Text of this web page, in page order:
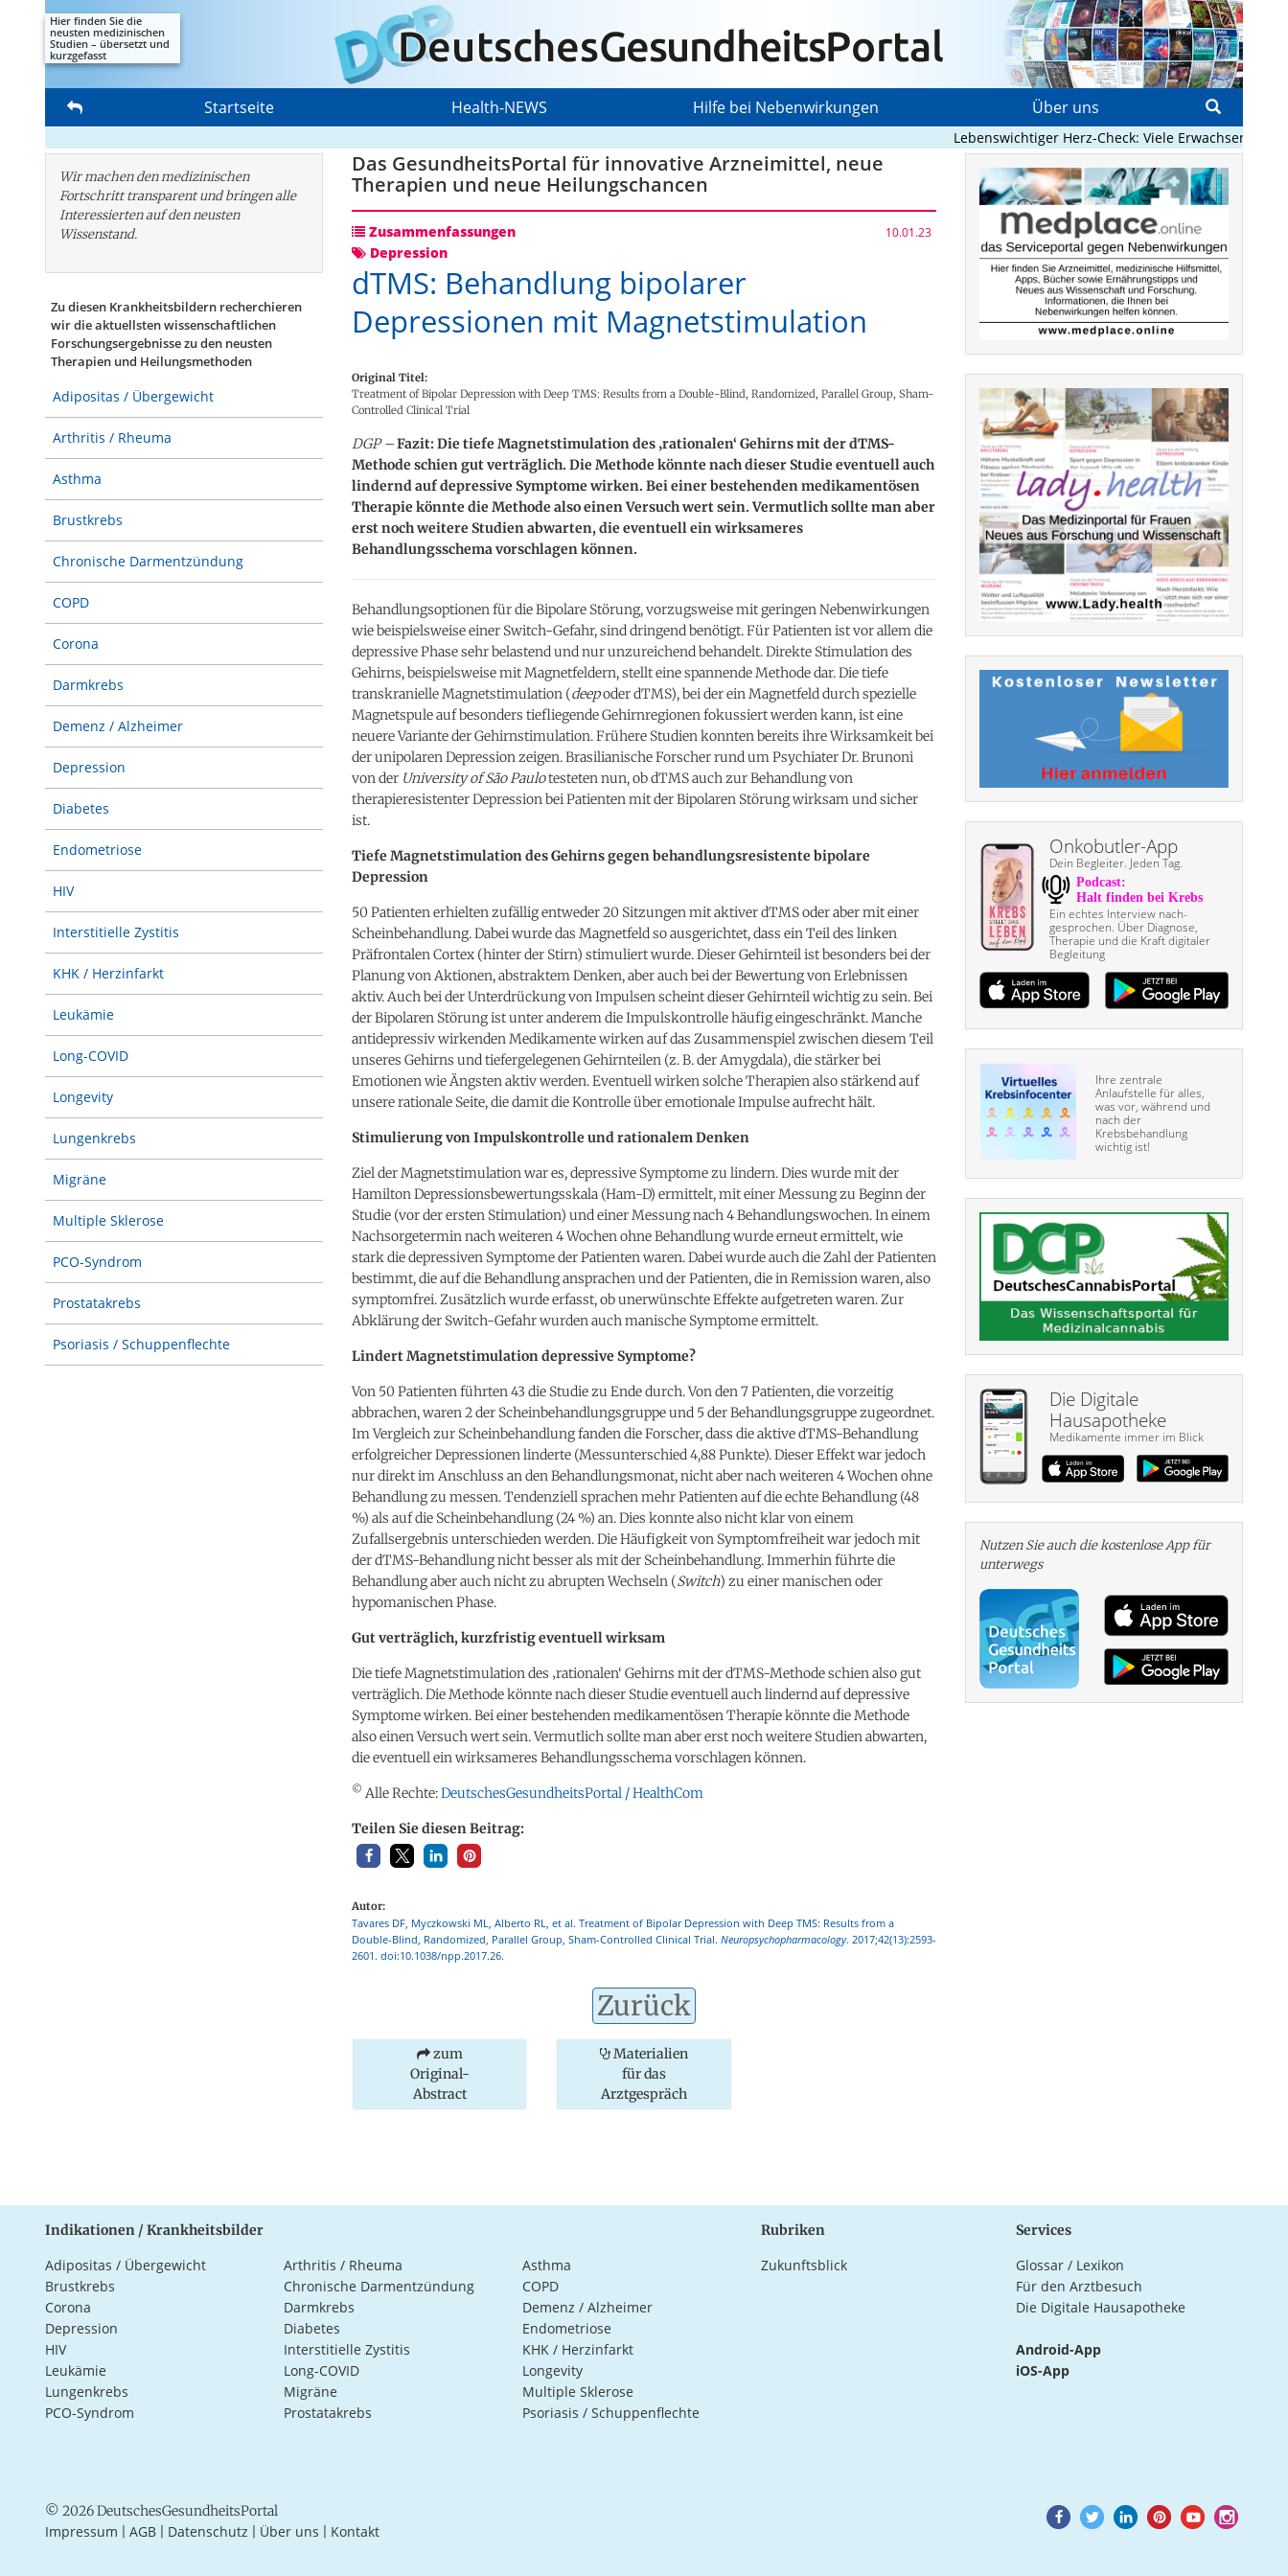
Hier finden Sie die
neusten medizinischen
Studien – übersetzt und
kurzgefasst
Startseite Health-NEWS Hilfe bei Nebenwirkungen Über uns
Lebenswichtiger Herz-Check: Viele Erwachsene mit
Wir machen den medizinischen
Fortschritt transparent und bringen alle
Interessierten auf den neusten
Wissenstand.
Zu diesen Krankheitsbildern recherchieren
wir die aktuellsten wissenschaftlichen
Forschungs­ergebnisse zu den neusten
Therapien und Heilungsmethoden
Adipositas / Übergewicht
Arthritis / Rheuma
Asthma
Brustkrebs
Chronische Darmentzündung
COPD
Corona
Darmkrebs
Demenz / Alzheimer
Depression
Diabetes
Endometriose
HIV
Interstitielle Zystitis
KHK / Herzinfarkt
Leukämie
Long-COVID
Longevity
Lungenkrebs
Migräne
Multiple Sklerose
PCO-Syndrom
Prostatakrebs
Psoriasis / Schuppenflechte
Das GesundheitsPortal für innovative Arzneimittel, neue
Therapien und neue Heilungschancen
Zusammenfassungen 10.01.23
Depression
dTMS: Behandlung bipolarer
Depressionen mit Magnetstimulation
Original Titel:
Treatment of Bipolar Depression with Deep TMS: Results from a Double-Blind, Randomized, Parallel Group, Sham-
Controlled Clinical Trial
DGP –Fazit: Die tiefe Magnetstimulation des ‚rationalen‘ Gehirns mit der dTMS-
Methode schien gut verträglich. Die Methode könnte nach dieser Studie eventuell auch
lindernd auf depressive Symptome wirken. Bei einer bestehenden medikamentösen
Therapie könnte die Methode also einen Versuch wert sein. Vermutlich sollte man aber
erst noch weitere Studien abwarten, die eventuell ein wirksameres
Behandlungsschema vorschlagen können.
Behandlungsoptionen für die Bipolare Störung, vorzugsweise mit geringen Nebenwirkungen
wie beispielsweise einer Switch-Gefahr, sind dringend benötigt. Für Patienten ist vor allem die
depressive Phase sehr belastend und nur unzureichend behandelt. Direkte Stimulation des
Gehirns, beispielsweise mit Magnetfeldern, stellt eine spannende Methode dar. Die tiefe
transkranielle Magnetstimulation (deepoder dTMS), bei der ein Magnetfeld durch spezielle
Magnetspule auf besonders tiefliegende Gehirnregionen fokussiert werden kann, ist eine
neuere Variante der Gehirnstimulation. Frühere Studien konnten bereits ihre Wirksamkeit bei
der unipolaren Depression zeigen. Brasilianische Forscher rund um Psychiater Dr. Brunoni
von der University of São Paulotesteten nun, ob dTMS auch zur Behandlung von
therapieresistenter Depression bei Patienten mit der Bipolaren Störung wirksam und sicher
ist.
Tiefe Magnetstimulation des Gehirns gegen behandlungsresistente bipolare
Depression
50 Patienten erhielten zufällig entweder 20 Sitzungen mit aktiver dTMS oder aber mit einer
Scheinbehandlung. Dabei wurde das Magnetfeld so ausgerichtet, dass ein Teil des linken
Präfrontalen Cortex (hinter der Stirn) stimuliert wurde. Dieser Gehirnteil ist besonders bei der
Planung von Aktionen, abstraktem Denken, aber auch bei der Bewertung von Erlebnissen
aktiv. Auch bei der Unterdrückung von Impulsen scheint dieser Gehirnteil wichtig zu sein. Bei
der Bipolaren Störung ist unter anderem die Impulskontrolle häufig eingeschränkt. Manche
antidepressiv wirkenden Medikamente wirken auf das Zusammenspiel zwischen diesem Teil
unseres Gehirns und tiefergelegenen Gehirnteilen (z. B. der Amygdala), die stärker bei
Emotionen wie Ängsten aktiv werden. Eventuell wirken solche Therapien also stärkend auf
unsere rationale Seite, die damit die Kontrolle über emotionale Impulse aufrecht hält.
Stimulierung von Impulskontrolle und rationalem Denken
Ziel der Magnetstimulation war es, depressive Symptome zu lindern. Dies wurde mit der
Hamilton Depressionsbewertungsskala (Ham-D) ermittelt, mit einer Messung zu Beginn der
Studie (vor der ersten Stimulation) und einer Messung nach 4 Behandlungswochen. In einem
Nachsorgetermin nach weiteren 4 Wochen ohne Behandlung wurde erneut ermittelt, wie
stark die depressiven Symptome der Patienten waren. Dabei wurde auch die Zahl der Patienten
bestimmt, die auf die Behandlung ansprachen und der Patienten, die in Remission waren, also
symptomfrei. Zusätzlich wurde erfasst, ob unerwünschte Effekte aufgetreten waren. Zur
Abklärung der Switch-Gefahr wurden auch manische Symptome ermittelt.
Lindert Magnetstimulation depressive Symptome?
Von 50 Patienten führten 43 die Studie zu Ende durch. Von den 7 Patienten, die vorzeitig
abbrachen, waren 2 der Scheinbehandlungsgruppe und 5 der Behandlungsgruppe zugeordnet.
Im Vergleich zur Scheinbehandlung fanden die Forscher, dass die aktive dTMS-Behandlung
erfolgreicher Depressionen linderte (Messunterschied 4,88 Punkte). Dieser Effekt war jedoch
nur direkt im Anschluss an den Behandlungsmonat, nicht aber nach weiteren 4 Wochen ohne
Behandlung zu messen. Tendenziell sprachen mehr Patienten auf die echte Behandlung (48
%) als auf die Scheinbehandlung (24 %) an. Dies konnte also nicht klar von einem
Zufallsergebnis unterschieden werden. Die Häufigkeit von Symptomfreiheit war jedoch mit
der dTMS-Behandlung nicht besser als mit der Scheinbehandlung. Immerhin führte die
Behandlung aber auch nicht zu abrupten Wechseln (Switch) zu einer manischen oder
hypomanischen Phase.
Gut verträglich, kurzfristig eventuell wirksam
Die tiefe Magnetstimulation des ‚rationalen‘ Gehirns mit der dTMS-Methode schien also gut
verträglich. Die Methode könnte nach dieser Studie eventuell auch lindernd auf depressive
Symptome wirken. Bei einer bestehenden medikamentösen Therapie könnte die Methode
also einen Versuch wert sein. Vermutlich sollte man aber erst noch weitere Studien abwarten,
die eventuell ein wirksameres Behandlungsschema vorschlagen können.
© Alle Rechte:DeutschesGesundheitsPortal / HealthCom
Teilen Sie diesen Beitrag:
Autor:
Tavares DF, Myczkowski ML, Alberto RL, et al. Treatment of Bipolar Depression with Deep TMS: Results from a
Double-Blind, Randomized, Parallel Group, Sham-Controlled Clinical Trial. Neuropsychopharmacology. 2017;42(13):2593-
2601. doi:10.1038/npp.2017.26.
Zurück
zum
Original-
Abstract
Materialien
für das
Arztgespräch
Onkobutler-App
Dein Begleiter. Jeden Tag.
Ein echtes Interview nach­
gesprochen. Über Diagnose,
Therapie und die Kraft digitaler
Begleitung
Ihre zentrale
Anlaufstelle für alles,
was vor, während und
nach der
Krebsbehandlung
wichtig ist!
Die Digitale
Hausapotheke
Medikamente immer im Blick
Nutzen Sie auch die kosten­lose App für
unterwegs
Indikationen / Krankheitsbilder
Adipositas / Übergewicht Arthritis / Rheuma
Asthma
Brustkrebs
Chronische Darmentzündung
COPD
Corona
Darmkrebs
Demenz / Alzheimer
Depression
Diabetes
Endometriose
HIV
Interstitielle Zystitis
KHK / Herzinfarkt
Leukämie
Long-COVID
Longevity
Lungenkrebs
Migräne
Multiple Sklerose
PCO-Syndrom
Prostatakrebs Psoriasis / Schuppenflechte
Rubriken
Zukunftsblick
Services
Glossar / Lexikon
Für den Arztbesuch
Die Digitale Hausapotheke
Android-App
iOS-App
© 2026 DeutschesGesundheitsPortal
Impressum AGB Datenschutz Über uns Kontakt